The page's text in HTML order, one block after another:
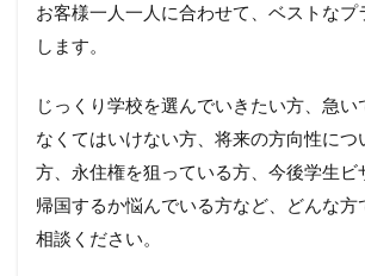
お客様一人一人に合わせて、ベストなプ
します。
じっくり学校を選んでいきたい方、急い
なくてはいけない方、将来の方向性につ
方、永住権を狙っている方、今後学生ビ
帰国するか悩んでいる方など、どんな方
相談ください。